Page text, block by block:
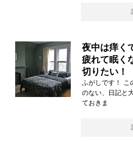
夜中は痒く
疲れて眠く
切りたい！
ふがしです！ こ
のない、日記と
ておきま